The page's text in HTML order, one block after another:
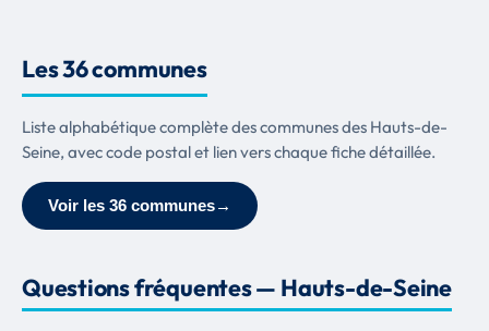
Les 36 communes
Liste alphabétique complète des communes des Hauts-de-
Seine, avec code postal et lien vers chaque fiche détaillée.
Voir les 36 communes→
Questions fréquentes — Hauts-de-Seine